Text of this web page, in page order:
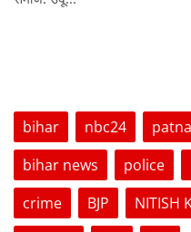
bihar nbc24 patna
bihar news
police
crime
BJP NITISH